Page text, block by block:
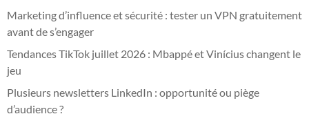
Marketing d’influence et sécurité : tester un VPN gratuitement
avant de s’engager
Tendances TikTok juillet 2026 : Mbappé et Vinícius changent le
jeu
Plusieurs newsletters LinkedIn : opportunité ou piège
d’audience ?